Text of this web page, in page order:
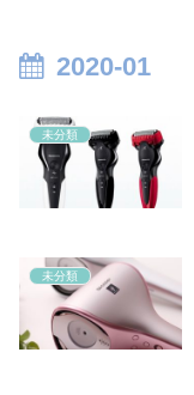
2020-01
未分類
未分類